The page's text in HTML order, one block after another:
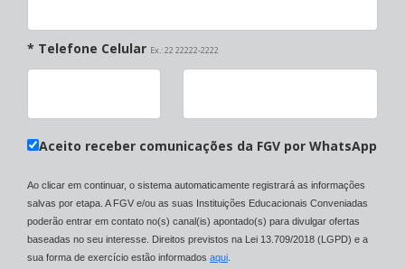
* Telefone Celular Ex.: 22 22222-2222
Aceito receber comunicações da FGV por WhatsApp
Ao clicar em continuar, o sistema automaticamente registrará as informações
salvas por etapa. A FGV e/ou as suas Instituições Educacionais Conveniadas
poderão entrar em contato no(s) canal(is) apontado(s) para divulgar ofertas
baseadas no seu interesse. Direitos previstos na Lei 13.709/2018 (LGPD) e a
sua forma de exercício estão informados aqui